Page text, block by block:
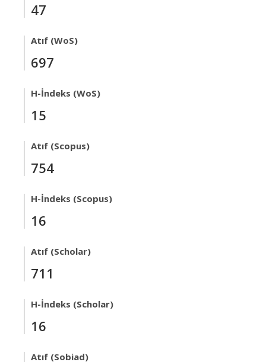
47
Atıf (WoS)
697
H-İndeks (WoS)
15
Atıf (Scopus)
754
H-İndeks (Scopus)
16
Atıf (Scholar)
711
H-İndeks (Scholar)
16
Atıf (Sobiad)